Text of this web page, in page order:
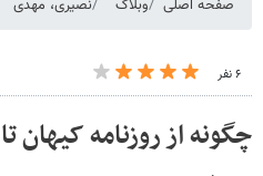
صفحه اصلی وبلاگ نصیری، مهدی
۶ نفر
چگونه از روزنامه کیهان